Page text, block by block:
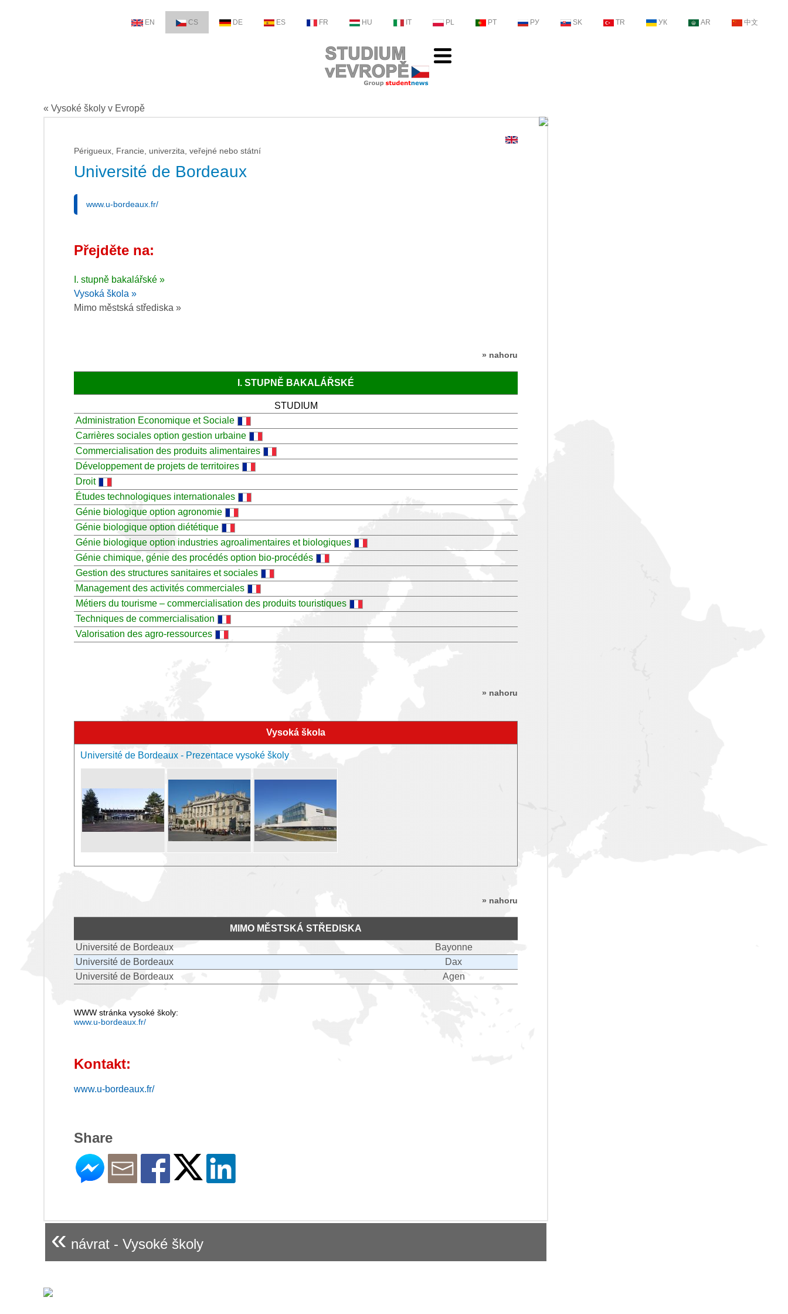
EN CS DE ES FR HU IT PL PT РУ SK TR УК AR 中文
« Vysoké školy v Evropě
Périgueux, Francie, univerzita, veřejné nebo státní
Université de Bordeaux
www.u-bordeaux.fr/
Přejděte na:
I. stupně bakalářské »
Vysoká škola »
Mimo městská střediska »
» nahoru
I. STUPNĚ BAKALÁŘSKÉ
STUDIUM
Administration Economique et Sociale
Carrières sociales option gestion urbaine
Commercialisation des produits alimentaires
Développement de projets de territoires
Droit
Études technologiques internationales
Génie biologique option agronomie
Génie biologique option diététique
Génie biologique option industries agroalimentaires et biologiques
Génie chimique, génie des procédés option bio-procédés
Gestion des structures sanitaires et sociales
Management des activités commerciales
Métiers du tourisme – commercialisation des produits touristiques
Techniques de commercialisation
Valorisation des agro-ressources
» nahoru
Vysoká škola
Université de Bordeaux - Prezentace vysoké školy
» nahoru
MIMO MĚSTSKÁ STŘEDISKA
Université de Bordeaux
Bayonne
Université de Bordeaux
Dax
Université de Bordeaux
Agen
WWW stránka vysoké školy:
www.u-bordeaux.fr/
Kontakt:
www.u-bordeaux.fr/
Share
« návrat - Vysoké školy